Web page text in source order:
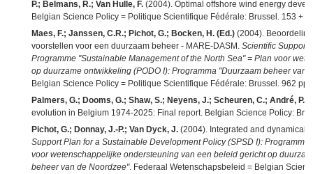
P.; Belmans, R.; Van Hulle, F. (2004). Optimal offshore wind energy
Belgian Science Policy = Politique Scientifique Fédérale: Brussel. 153 +
Maes, F.; Janssen, C.R.; Pichot, G.; Bocken, H. (Ed.) (2004).
voorstellen voor een duurzaam beheer - MARE-DASM. Scientific Support
Programme "Sustainable Management of the North Sea" = Plan voor
op duurzame ontwikkeling (PODO I): Programma "Duurzaam beheer van
Belgian Science Policy = Politique Scientifique Fédérale: Brussel. 962
Palmers, G.; Dooms, G.; Shaw, S.; Neyens, J.; Scheuren, C.; André, P.;
evolution in Belgium 1974-2025: Final report. Belgian Science Policy:
Pichot, G.; Donnay, J.-P.; Van Dyck, J. (2004). Integrated and dynamical
Support Plan for a Sustainable Development Policy (SPSD I):
voor wetenschappelijke ondersteuning van een beleid gericht op
beheer van de Noordzee". Federaal Wetenschapsbeleid = Belgian